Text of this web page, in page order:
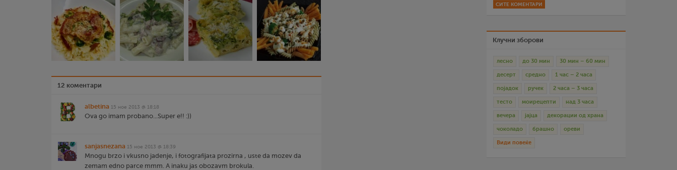
12 коментари
albetina 15 ное 2013 @ 18:18
Ova go imam probano...Super e!! :))
sanjasnezana 15 ное 2013 @ 18:39
Mnogu brzo i vkusno jadenje, i fotografijata prozirna , uste da mozev da
zemam edno parce mmm. A inaku jas obozavm brokula.
СИТЕ КОМЕНТАРИ
Клучни зборови
лесно до 30 мин 30 мин – 60 мин
десерт средно 1 час – 2 часа
појадок ручек 2 часа – 3 часа
тесто моирецепти над 3 часа
вечера јајца декорации од храна
чоколадо брашно ореви
Види повеќе